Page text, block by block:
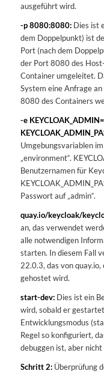
ausgeführt wird.
-p 8080:8080:Dies ist
dem Doppelpunkt) ist
Port (nach dem
der Port 8080 des
Container umgeleitet.
System eine Anfrage
8080 des Containers
-e
Umgebungsvariablen
„environment“.
Benutzernamen für
Passwort auf „admin“.
quay.io/keycloak/
an, das verwendet
alle notwendigen
starten. In diesem Fall
22.0.3, das von
gehostet wird.
start-dev:Dies ist ein
wird, sobald er
Entwicklungsmodus
Regel so konfiguriert,
debuggen ist, aber
Schritt 2:Überprüfung